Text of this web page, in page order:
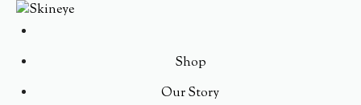
Shop
Our Story